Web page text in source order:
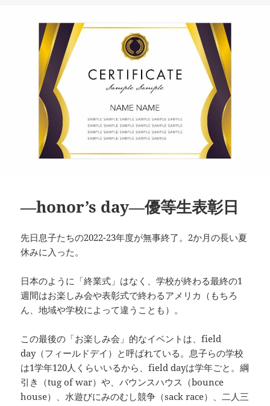
―honor’s day―優等生表彰日
先日息子たちの2022-23年度が無事終了。2か月の長い夏
休みに入った。
日本のように「終業式」はなく、学校が終わる最終の1
週間はお楽しみ会や表彰式で終わるアメリカ（もちろ
ん、地域や学校によって違うことも）。
この最後の「お楽しみ会」的なイベントは、field
day（フィールドデイ）と呼ばれている。息子らの学校
は1学年120人くらいいるから、field dayは学年ごと。綱
引き（tug of war）や、バウンスハウス（bounce
house）、水遊びにみのむし競争（sack race）、二人三